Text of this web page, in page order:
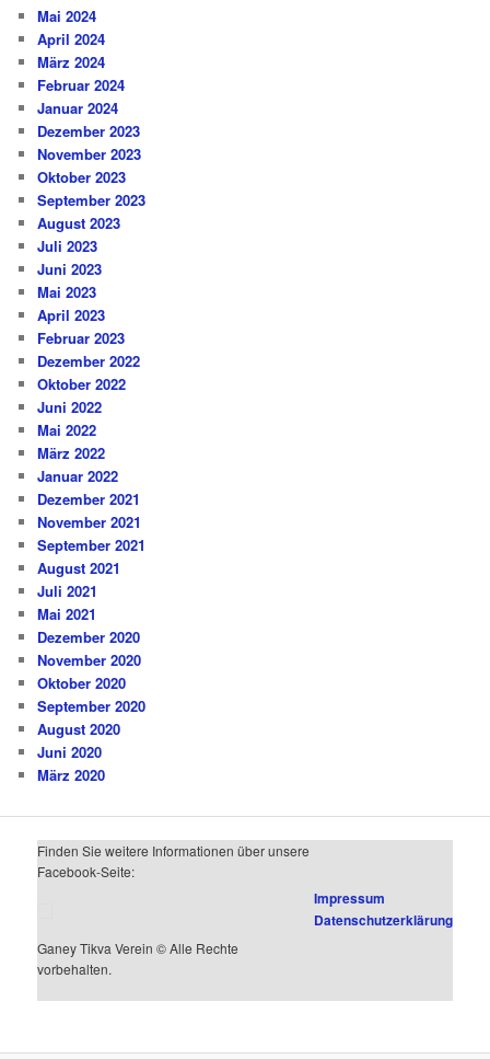
Mai 2024
April 2024
März 2024
Februar 2024
Januar 2024
Dezember 2023
November 2023
Oktober 2023
September 2023
August 2023
Juli 2023
Juni 2023
Mai 2023
April 2023
Februar 2023
Dezember 2022
Oktober 2022
Juni 2022
Mai 2022
März 2022
Januar 2022
Dezember 2021
November 2021
September 2021
August 2021
Juli 2021
Mai 2021
Dezember 2020
November 2020
Oktober 2020
September 2020
August 2020
Juni 2020
März 2020
Finden Sie weitere Informationen über unsere
Facebook-Seite:
Ganey Tikva Verein © Alle Rechte
vorbehalten.
Impressum
Datenschutzerklärung